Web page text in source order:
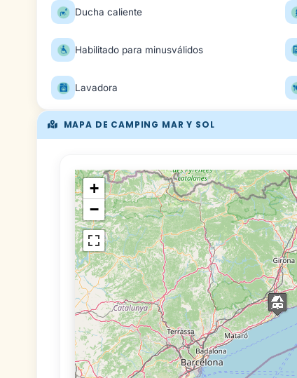
Ducha caliente
Habilitado para minusválidos
Lavadora
MAPA DE CAMPING MAR Y SOL
+
−